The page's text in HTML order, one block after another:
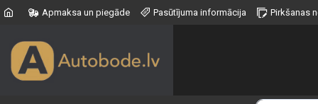
Apmaksa un piegāde Pasūtījuma informācija Pirkšanas